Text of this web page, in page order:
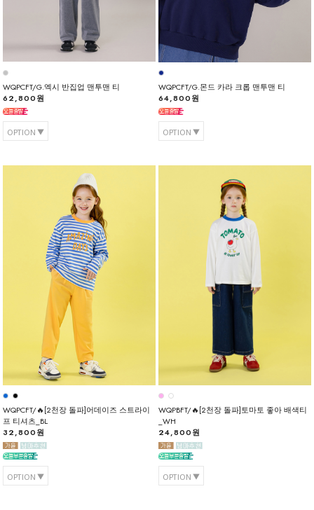
WQPCFT/G.엑시 반집업 맨투맨 티
62,800원
OPTION
WQPCFT/G.몬드 카라 크롭 맨투맨 티
64,800원
OPTION
WQPCFT/🔥[2천장 돌파]어데이즈 스트라이
프 티셔츠_BL
32,800원
OPTION
WQPBFT/🔥[2천장 돌파]토마토 좋아 배색티
_WH
24,800원
OPTION